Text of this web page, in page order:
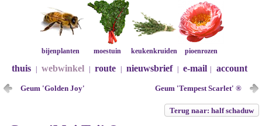
bijenplanten moestuin keukenkruiden pioenrozen
thuis webwinkel route nieuwsbrief e-mail account
Geum 'Golden Joy' Geum 'Tempest Scarlet' ®
Terug naar: half schaduw